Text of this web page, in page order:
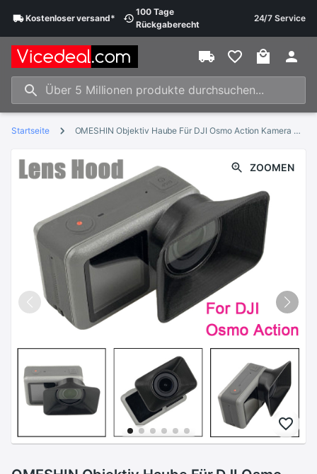
Kostenloserversand*
100 Tage
Rückgaberecht
24/7 Service
Startseite OMESHIN Objektiv Haube Für DJI Osmo Action Kamera 3D Gedruckt Sonnenschirm Sonne Haube Action Kamera Zubehör Für Osmo Zubehör # c0605
ZOOMEN